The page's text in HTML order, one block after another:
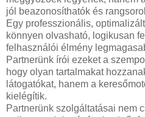
jól beazonosíthatók és
Egy professzionális,
könnyen olvasható, logikusan
felhasználói élmény
Partnerünk írói ezeket a
hogy olyan tartalmakat
látogatókat, hanem a
kielégítik.
Partnerünk szolgáltatásai nem